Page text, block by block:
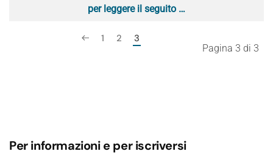
per leggere il seguito …
Pagina 3 di 3
1 2 3
Per informazioni e per iscriversi